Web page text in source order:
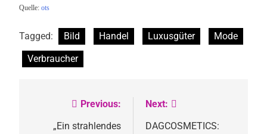
Quelle: ots
Tagged: Bild Handel Luxusgüter
Mode
Verbraucher
Beitragsnavigation
Previous:
„Ein strahlendes
Next:
DAGCOSMETICS: